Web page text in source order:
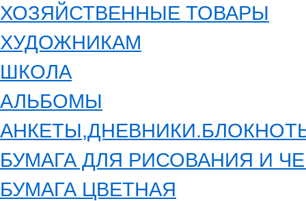
ХОЗЯЙСТВЕННЫЕ ТОВАРЫ
ХУДОЖНИКАМ
ШКОЛА
АЛЬБОМЫ
БУМАГА ДЛЯ РИСОВАНИЯ И
БУМАГА ЦВЕТНАЯ